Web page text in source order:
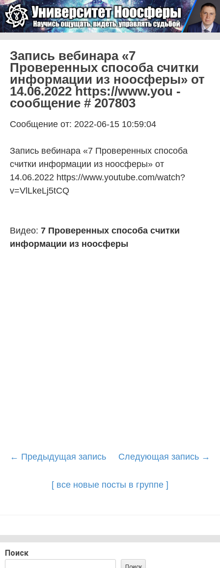
Университет Ноосферы
Запись вебинара «7
Проверенных способа считки
информации из ноосферы» от
14.06.2022 https://www.you -
сообщение # 207803
Сообщение от: 2022-06-15 10:59:04
Запись вебинара «7 Проверенных способа
считки информации из ноосферы» от
14.06.2022 https://www.youtube.com/watch?
v=VlLkeLj5tCQ
Видео: 7 Проверенных способа считки
информации из ноосферы
Post
← Предыдущая запись Следующая запись →
[ все новые посты в группе ]
Поиск